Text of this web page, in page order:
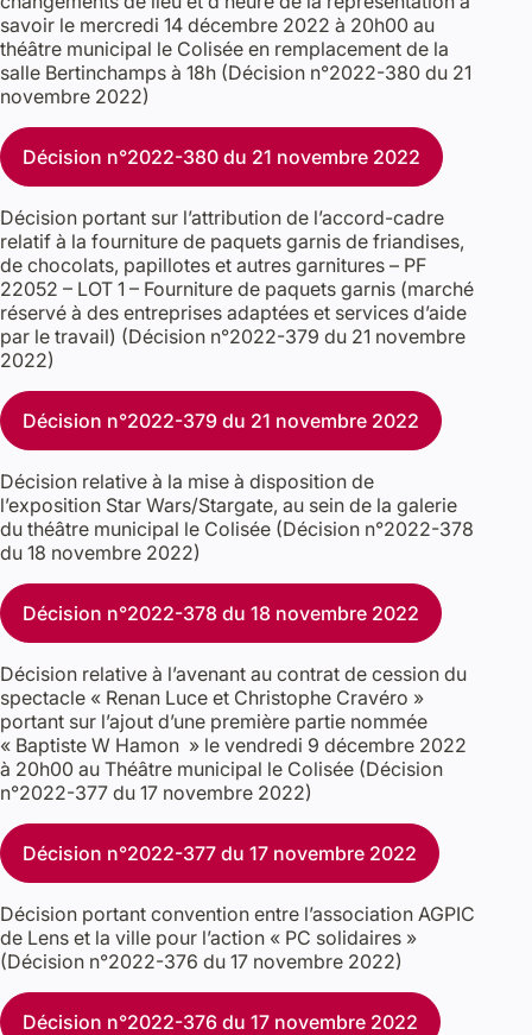
savoir le mercredi 14 décembre 2022 à 20h00 au
théâtre municipal le Colisée en remplacement de la
salle Bertinchamps à 18h (Décision n°2022-380 du 21
novembre 2022)
Décision n°2022-380 du 21 novembre 2022
Décision portant sur l’attribution de l’accord-cadre
relatif à la fourniture de paquets garnis de friandises,
de chocolats, papillotes et autres garnitures – PF
22052 – LOT 1 – Fourniture de paquets garnis (marché
réservé à des entreprises adaptées et services d’aide
par le travail) (Décision n°2022-379 du 21 novembre
2022)
Décision n°2022-379 du 21 novembre 2022
Décision relative à la mise à disposition de
l’exposition Star Wars/Stargate, au sein de la galerie
du théâtre municipal le Colisée (Décision n°2022-378
du 18 novembre 2022)
Décision n°2022-378 du 18 novembre 2022
Décision relative à l’avenant au contrat de cession du
spectacle « Renan Luce et Christophe Cravéro »
portant sur l’ajout d’une première partie nommée
« Baptiste W Hamon » le vendredi 9 décembre 2022
à 20h00 au Théâtre municipal le Colisée (Décision
n°2022-377 du 17 novembre 2022)
Décision n°2022-377 du 17 novembre 2022
Décision portant convention entre l’association AGPIC
de Lens et la ville pour l’action « PC solidaires »
(Décision n°2022-376 du 17 novembre 2022)
Décision n°2022-376 du 17 novembre 2022